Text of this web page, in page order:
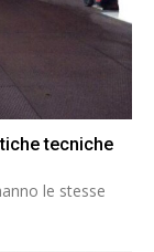
tecniche
le stesse